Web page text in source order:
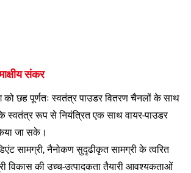
संकर
को छह पूर्णतः स्वतंत्र पाउडर वितरण चैनलों के साथ
स्वतंत्र रूप से नियंत्रित एक साथ वायर-पाउडर
जा सके।
सामग्री, नैनोकण सुदृढीकृत सामग्री के त्वरित
विकास की उच्च-उत्पादकता तैयारी आवश्यकताओं